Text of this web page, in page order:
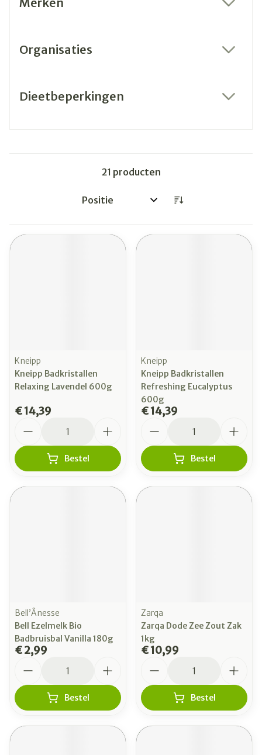
Organisaties
Dieetbeperkingen
21 producten
Sorteer op:
Kneipp
Kneipp Badkristallen
Relaxing Lavendel 600g
€ 14,39
Bestel
Kneipp
Kneipp Badkristallen
Refreshing Eucalyptus
600g
€ 14,39
Bestel
Bell’Ânesse
Bell Ezelmelk Bio
Badbruisbal Vanilla 180g
€ 2,99
Bestel
Zarqa
Zarqa Dode Zee Zout Zak
1kg
€ 10,99
Bestel